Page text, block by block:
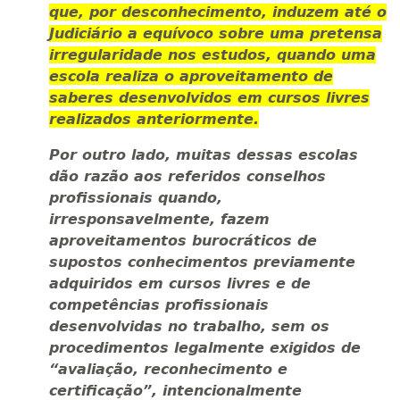
que, por desconhecimento, induzem até o
Judiciário a equívoco sobre uma pretensa
irregularidade nos estudos, quando uma
escola realiza o aproveitamento de
saberes desenvolvidos em cursos livres
realizados anteriormente.
Por outro lado, muitas dessas escolas
dão razão aos referidos conselhos
profissionais quando,
irresponsavelmente, fazem
aproveitamentos burocráticos de
supostos conhecimentos previamente
adquiridos em cursos livres e de
competências profissionais
desenvolvidas no trabalho, sem os
procedimentos legalmente exigidos de
“avaliação, reconhecimento e
certificação”, intencionalmente